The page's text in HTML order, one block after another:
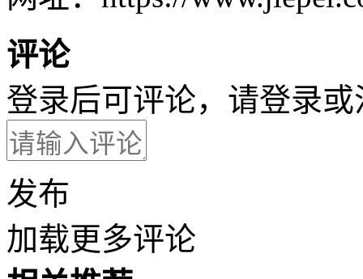
评论
登录后可评论，请登录或
发布
加载更多评论